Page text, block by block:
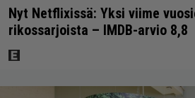
Nyt Netflixissä: Yksi viime
rikossarjoista – IMDB-arvio 8,8